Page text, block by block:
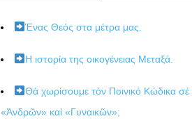
Ένας Θεός στα μέτρα μας.
Η ιστορία της οικογένειας Μεταξά.
Θά χωρίσουμε τόν Ποινικό Κώδικα σέ
«Ἀνδρῶν» καί «Γυναικῶν»;